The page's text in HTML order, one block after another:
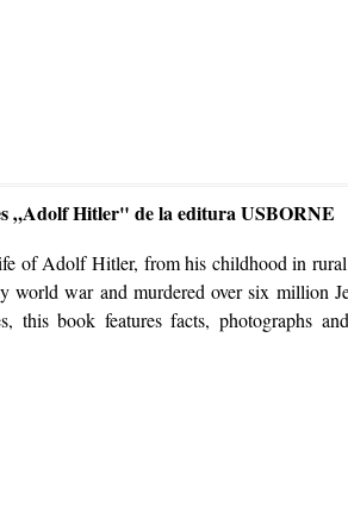
„Adolf Hitler" de la editura USBORNE
of Adolf Hitler, from his childhood in
world war and murdered over six million
this book features facts, photographs